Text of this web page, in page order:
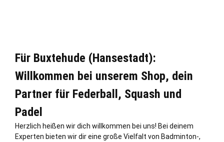
Für Buxtehude (Hansestadt):
Willkommen bei unserem Shop, dein
Partner für Federball, Squash und
Padel
Herzlich heißen wir dich willkommen bei uns! Bei deinem
Experten bieten wir dir eine große Vielfalt von Badminton-,